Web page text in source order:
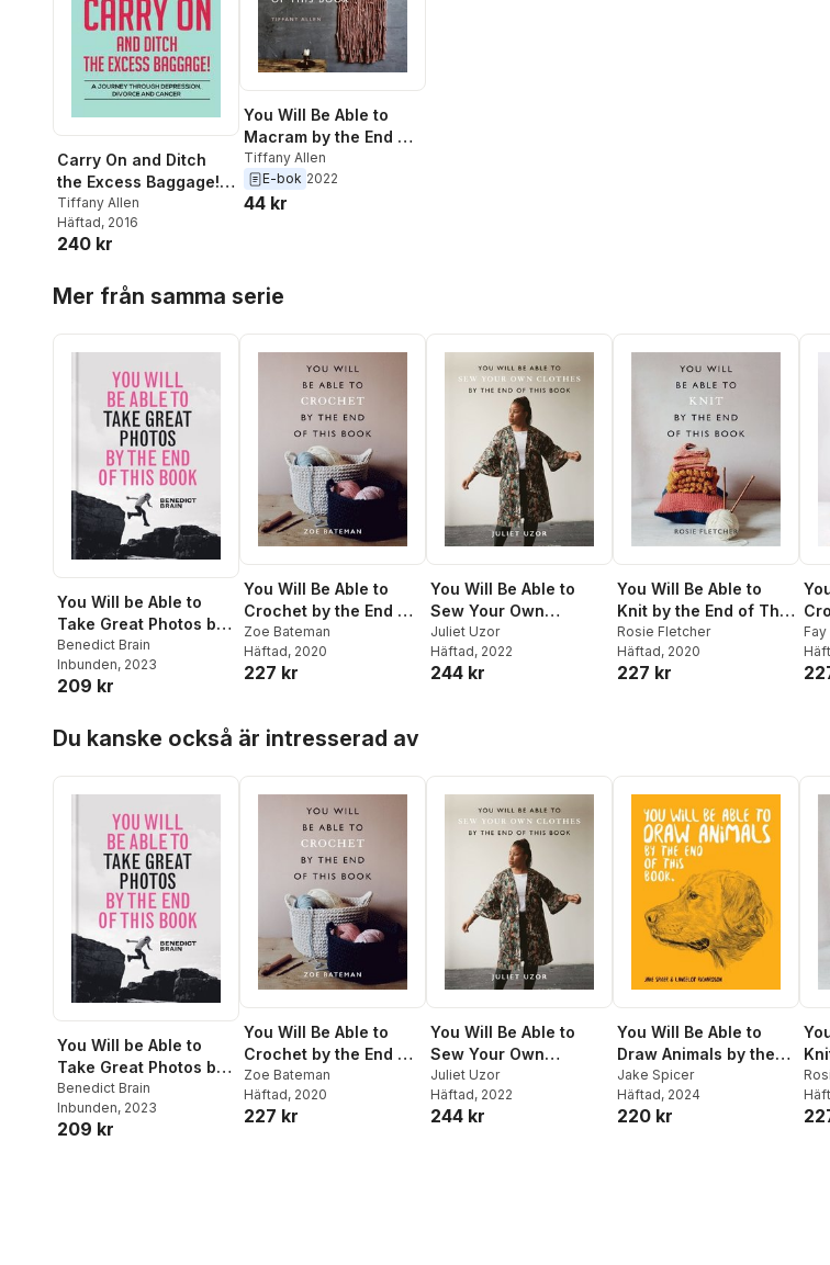
Carry On and Ditch
the Excess Baggage!:
A Journey through
Depression, Divorce &
Cancer
Tiffany Allen
Häftad, 2016
240 kr
You Will Be Able to
Macram by the End of
This Book
Tiffany Allen
E-bok 2022
44 kr
Mer från samma serie
You Will be Able to
Take Great Photos by
The End of This Book
Benedict Brain
Inbunden, 2023
209 kr
You Will Be Able to
Crochet by the End of
This Book
Zoe Bateman
Häftad, 2020
227 kr
You Will Be Able to
Sew Your Own
Clothes by the End of
This Book
Juliet Uzor
Häftad, 2022
244 kr
You Will Be Able to
Knit by the End of This
Book
Rosie Fletcher
Häftad, 2020
227 kr
Fay
Du kanske också är intresserad av
You Will be Able to
Take Great Photos by
The End of This Book
Benedict Brain
Inbunden, 2023
209 kr
You Will Be Able to
Crochet by the End of
This Book
Zoe Bateman
Häftad, 2020
227 kr
You Will Be Able to
Sew Your Own
Clothes by the End of
This Book
Juliet Uzor
Häftad, 2022
244 kr
You Will Be Able to
Draw Animals by the
End of This Book
Jake Spicer
Häftad, 2024
220 kr